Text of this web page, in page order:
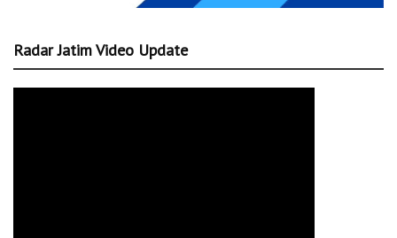
Radar Jatim Video Update